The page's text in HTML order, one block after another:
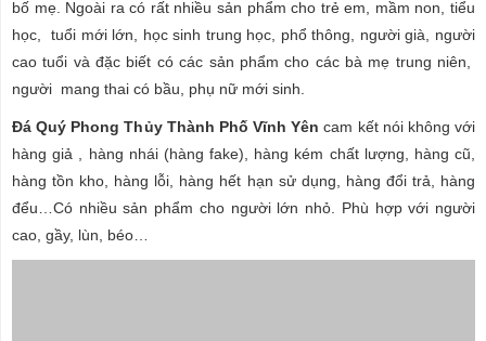
bố mẹ. Ngoài ra có rất nhiều sản phẩm cho trẻ em, mầm non, tiểu
học, tuổi mới lớn, học sinh trung học, phổ thông, người già, người
cao tuổi và đặc biết có các sản phẩm cho các bà mẹ trung niên,
người mang thai có bầu, phụ nữ mới sinh.
Đá Quý Phong Thủy Thành Phố Vĩnh Yên cam kết nói không với
hàng giả , hàng nhái (hàng fake), hàng kém chất lượng, hàng cũ,
hàng tồn kho, hàng lỗi, hàng hết hạn sử dụng, hàng đổi trả, hàng
đểu…Có nhiều sản phẩm cho người lớn nhỏ. Phù hợp với người
cao, gầy, lùn, béo…